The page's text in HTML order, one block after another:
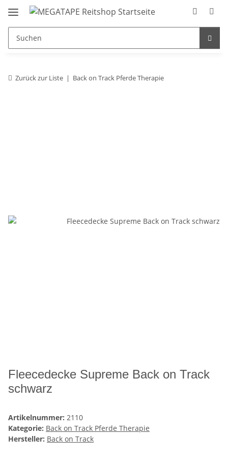
Zurück zur Liste Back on Track Pferde Therapie
Fleecedecke Supreme Back on Track
schwarz
Artikelnummer: 2110
Kategorie: Back on Track Pferde Therapie
Hersteller: Back on Track